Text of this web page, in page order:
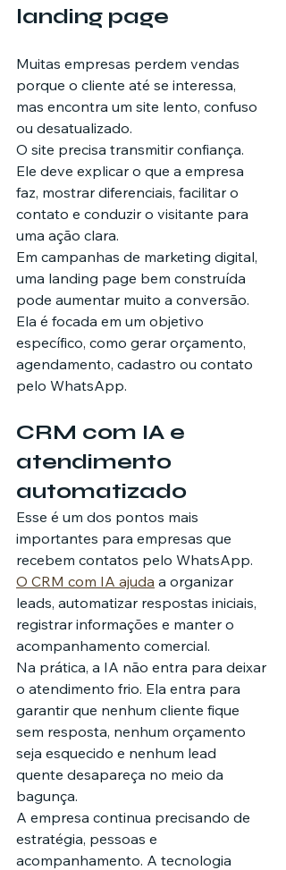
landing page
Muitas empresas perdem vendas
porque o cliente até se interessa,
mas encontra um site lento, confuso
ou desatualizado.
O site precisa transmitir confiança.
Ele deve explicar o que a empresa
faz, mostrar diferenciais, facilitar o
contato e conduzir o visitante para
uma ação clara.
Em campanhas de marketing digital,
uma landing page bem construída
pode aumentar muito a conversão.
Ela é focada em um objetivo
específico, como gerar orçamento,
agendamento, cadastro ou contato
pelo WhatsApp.
CRM com IA e
atendimento
automatizado
Esse é um dos pontos mais
importantes para empresas que
recebem contatos pelo WhatsApp.
O CRM com IA ajuda a organizar
leads, automatizar respostas iniciais,
registrar informações e manter o
acompanhamento comercial.
Na prática, a IA não entra para deixar
o atendimento frio. Ela entra para
garantir que nenhum cliente fique
sem resposta, nenhum orçamento
seja esquecido e nenhum lead
quente desapareça no meio da
bagunça.
A empresa continua precisando de
estratégia, pessoas e
acompanhamento. A tecnologia